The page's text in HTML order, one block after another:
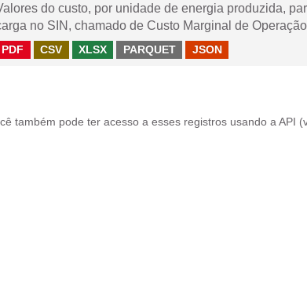
do custo, por unidade de energia produzida,
no SIN, chamado de Custo Marginal de
PDF CSV XLSX PARQUET JSON
também pode ter acesso a esses registros usando a API